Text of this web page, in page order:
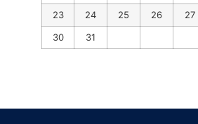
23
24 25 26 27
30
31